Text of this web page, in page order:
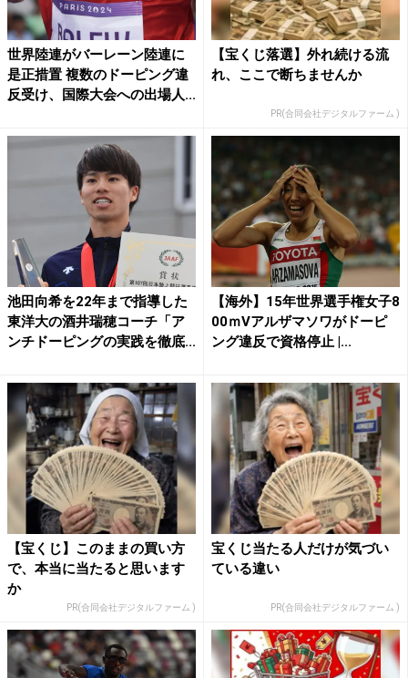
世界陸連がバーレーン陸連に
是正措置 複数のドーピング違
反受け、国際大会への出場人...
【宝くじ落選】外れ続ける流
れ、ここで断ちませんか
PR(合同会社デジタルファーム )
池田向希を22年まで指導した
東洋大の酒井瑞穂コーチ「ア
ンチドーピングの実践を徹底...
【海外】15年世界選手権女子8
00ｍVアルザマソワがドーピ
ング違反で資格停止 |...
【宝くじ】このままの買い方
で、本当に当たると思います
か
PR(合同会社デジタルファーム )
宝くじ当たる人だけが気づい
ている違い
PR(合同会社デジタルファーム )